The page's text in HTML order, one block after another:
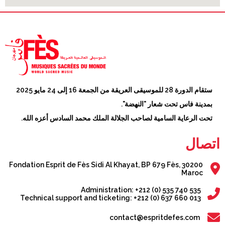
ستقام الدورة 28 للموسيقى العريقة من الجمعة 16 إلى 24 مايو 2025
بمدينة فاس تحت شعار "النهضة".
تحت الرعاية السامية لصاحب الجلالة الملك محمد السادس أعزه الله.
اتصال
Fondation Esprit de Fès Sidi Al Khayat, BP 679 Fès, 30200
Maroc
Administration: +212 (0) 535 740 535
Technical support and ticketing: +212 (0) 637 660 013
contact@espritdefes.com